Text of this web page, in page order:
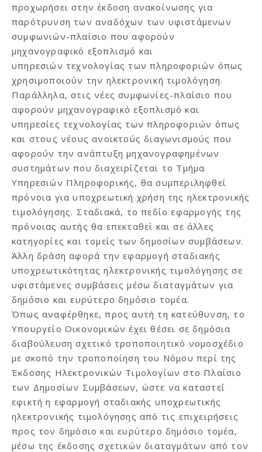
προχωρήσει στην έκδοση ανακοίνωσης για
παρότρυνση των αναδόχων των υφιστάμενων
συμφωνιών-πλαίσιο που αφορούν
μηχανογραφικό εξοπλισμό και
υπηρεσιών τεχνολογίας των πληροφοριών όπως
χρησιμοποιούν την ηλεκτρονική τιμολόγηση.
Παράλληλα, στις νέες συμφωνίες-πλαίσιο που
αφορούν μηχανογραφικό εξοπλισμό και
υπηρεσίες τεχνολογίας των πληροφοριών όπως
και στους νέους ανοικτούς διαγωνισμούς που
αφορούν την ανάπτυξη μηχανογραφημένων
συστημάτων που διαχειρίζεται το Τμήμα
Υπηρεσιών Πληροφορικής, θα συμπεριληφθεί
πρόνοια για υποχρεωτική χρήση της ηλεκτρονικής
τιμολόγησης. Σταδιακά, το πεδίο εφαρμογής της
πρόνοιας αυτής θα επεκταθεί και σε άλλες
κατηγορίες και τομείς των δημοσίων συμβάσεων.
Άλλη δράση αφορά την εφαρμογή σταδιακής
υποχρεωτικότητας ηλεκτρονικής τιμολόγησης σε
υφιστάμενες συμβάσεις μέσω διαταγμάτων για
δημόσιο και ευρύτερο δημόσιο τομέα.
Όπως αναφέρθηκε, προς αυτή τη κατεύθυνση, το
Υπουργείο Οικονομικών έχει θέσει σε δημόσια
διαβούλευση σχετικό τροποποιητικό νομοσχέδιο
με σκοπό την τροποποίηση του Νόμου περί της
Έκδοσης Ηλεκτρονικών Τιμολογίων στο Πλαίσιο
των Δημοσίων Συμβάσεων, ώστε να καταστεί
εφικτή η εφαρμογή σταδιακής υποχρεωτικής
ηλεκτρονικής τιμολόγησης από τις επιχειρήσεις
προς τον δημόσιο και ευρύτερο δημόσιο τομέα,
μέσω της έκδοσης σχετικών διαταγμάτων από τον